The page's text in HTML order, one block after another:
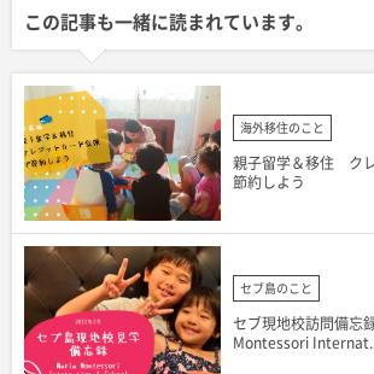
この記事も一緒に読まれています。
海外移住のこと
親子留学＆移住 ク
節約しよう
セブ島のこと
セブ現地校訪問備忘
Montessori